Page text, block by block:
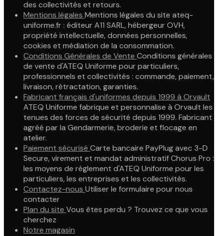
des collectivités et retours.
Mentions légales Mentions légales du site ateq-
uniforme.fr : éditeur A11 SARL, hébergeur OVH,
propriété intellectuelle, données personnelles,
cookies et médiation de la consommation.
Conditions Générales de Vente Conditions générales
de vente d'ATEQ Uniforme pour particuliers,
professionnels et collectivités : commande, paiement,
livraison, rétractation, garanties.
Fabricant français d'uniformes depuis 1999 à Orvault
ATEQ Uniforme fabrique et personnalise à Orvault les
tenues des forces de sécurité depuis 1999. Fabricant
agréé par la Gendarmerie, broderie et flocage en
atelier.
Paiement sécurisé Carte bancaire PayPlug avec 3-D
Secure, virement et mandat administratif Chorus Pro :
les moyens de règlement d'ATEQ Uniforme pour les
particuliers, les entreprises et les collectivités.
Contactez-nous Utiliser le formulaire pour nous
contacter
Plan du site Vous êtes perdu ? Trouvez ce que vous
cherchez
Notre magasin